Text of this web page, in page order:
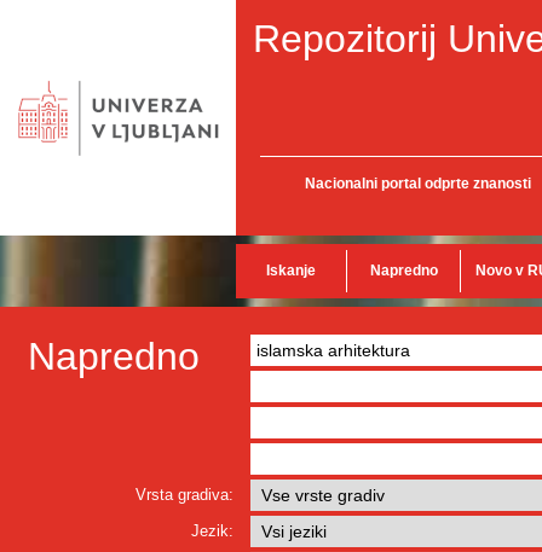
Repozitorij
Nacionalni portal odprte znanosti
Iskanje Napredno Novo v
Napredno
Vrsta gradiva:
Jezik: